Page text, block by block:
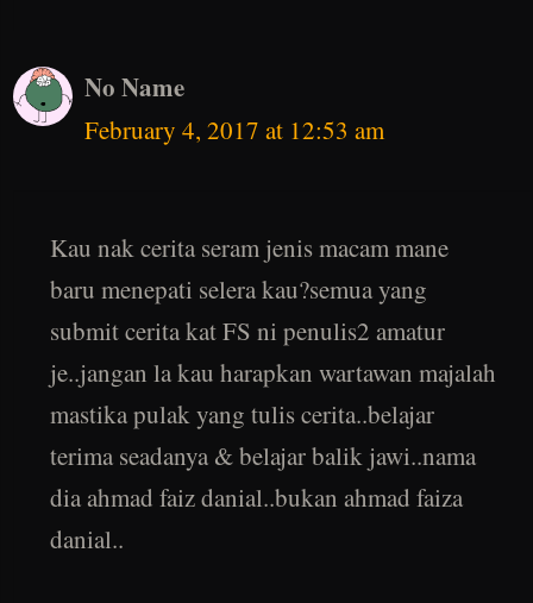
No Name
February 4, 2017 at 12:53 am
Kau nak cerita seram jenis macam mane
baru menepati selera kau?semua yang
submit cerita kat FS ni penulis2 amatur
je..jangan la kau harapkan wartawan majalah
mastika pulak yang tulis cerita..belajar
terima seadanya & belajar balik jawi..nama
dia ahmad faiz danial..bukan ahmad faiza
danial..